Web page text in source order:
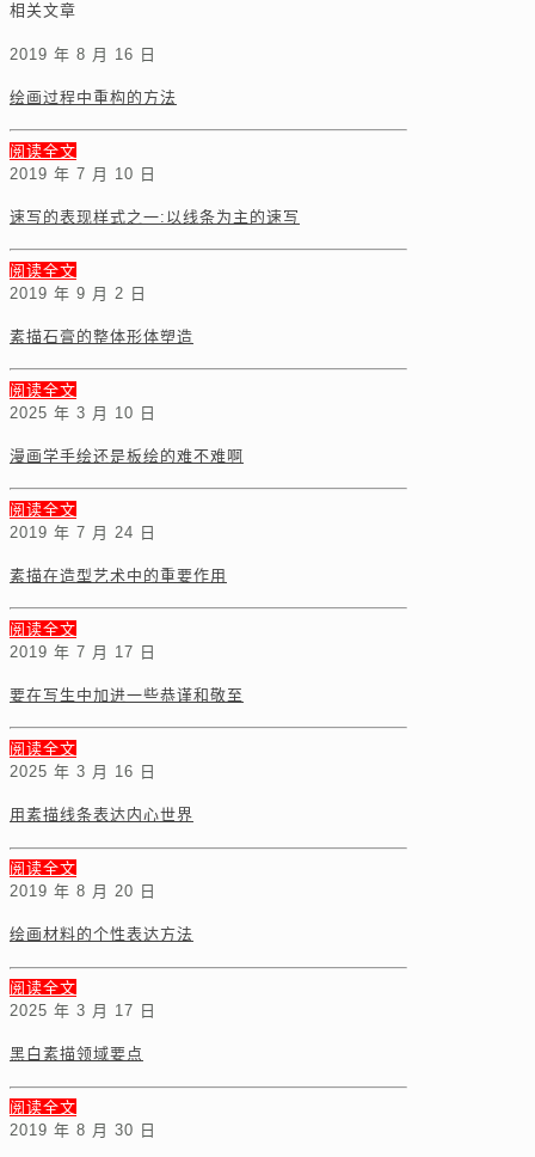
相关文章
2019 年 8 月 16 日
绘画过程中重构的方法
阅读全文
2019 年 7 月 10 日
速写的表现样式之一:以线条为主的速写
阅读全文
2019 年 9 月 2 日
素描石膏的整体形体塑造
阅读全文
2025 年 3 月 10 日
漫画学手绘还是板绘的难不难啊
阅读全文
2019 年 7 月 24 日
素描在造型艺术中的重要作用
阅读全文
2019 年 7 月 17 日
要在写生中加进一些恭谨和敬至
阅读全文
2025 年 3 月 16 日
用素描线条表达内心世界
阅读全文
2019 年 8 月 20 日
绘画材料的个性表达方法
阅读全文
2025 年 3 月 17 日
黑白素描领域要点
阅读全文
2019 年 8 月 30 日